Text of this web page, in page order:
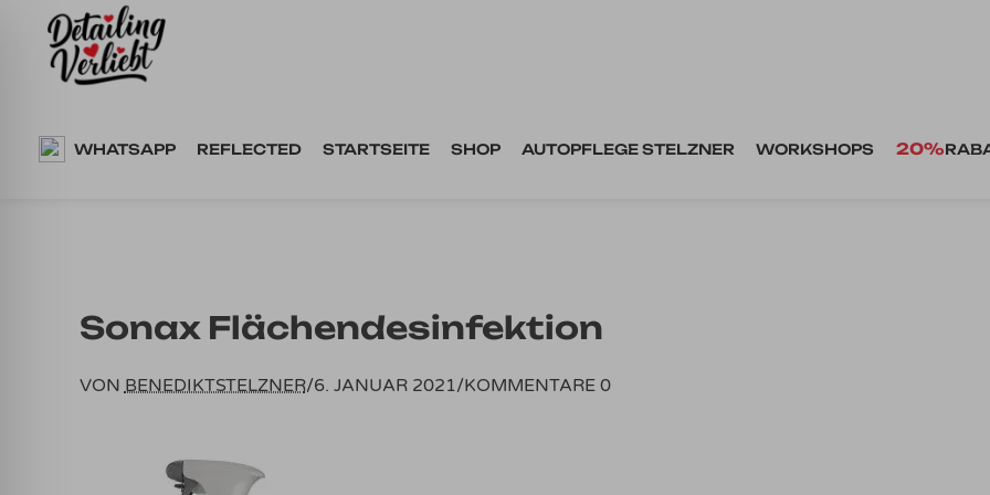
Springe
WHATSAPP REFLECTED STARTSEITE SHOP AUTOPFLEGE STELZNER WORKSHOPS 20%
Sonax Flächendesinfektion
VON BENEDIKTSTELZNER/6. JANUAR 2021/KOMMENTARE 0